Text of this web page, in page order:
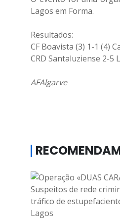
Lagos em Forma.
Resultados:
CF Boavista (3) 1-1 (4)
CRD Santaluziense 2-5
AFAlgarve